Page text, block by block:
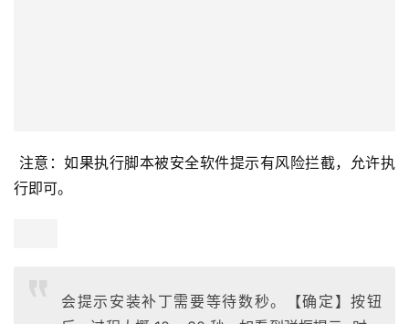
注意：如果执行脚本被安全软件提示有风险拦截，允许执
行即可。
会提示安装补丁需要等待数秒。【确定】按钮